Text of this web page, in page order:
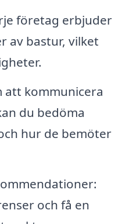
företag erbjuder
av bastur, vilket
att kommunicera
du bedöma
hur de bemöter
och få en